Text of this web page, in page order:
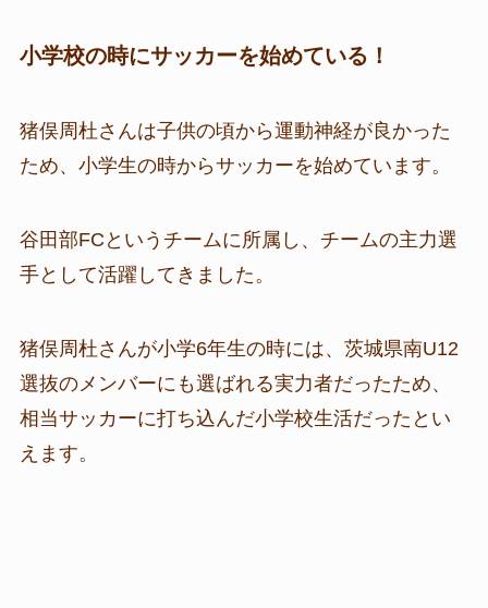
小学校の時にサッカーを始めている！
猪俣周杜さんは子供の頃から運動神経が良かった
ため、小学生の時からサッカーを始めています。
谷田部FCというチームに所属し、チームの主力選
手として活躍してきました。
猪俣周杜さんが小学6年生の時には、茨城県南U12
選抜のメンバーにも選ばれる実力者だったため、
相当サッカーに打ち込んだ小学校生活だったとい
えます。